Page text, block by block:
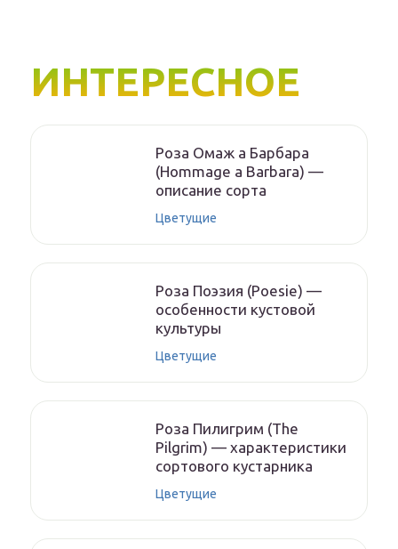
ИНТЕРЕСНОЕ
Роза Омаж а Барбара
(Hommage a Barbara) —
описание сорта
Цветущие
Роза Поэзия (Poesie) —
особенности кустовой
культуры
Цветущие
Роза Пилигрим (The
Pilgrim) — характеристики
сортового кустарника
Цветущие